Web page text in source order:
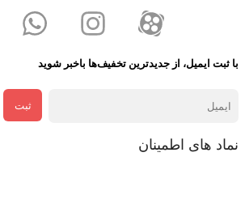
با ثبت ایمیل، از جدید‌ترین تخفیف‌ها با‌خبر شوید
ثبت
نماد های اطمینان